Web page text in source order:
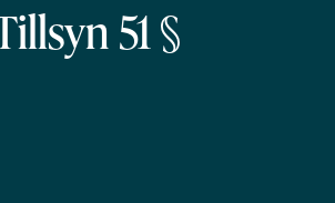
51 §